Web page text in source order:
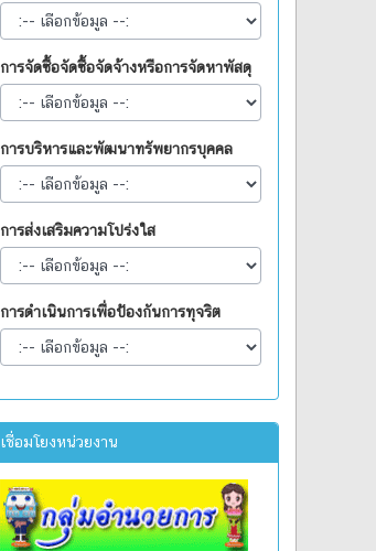
การจัดซื้อจัดซื้อจัดจ้างหรือการจัดหาพัสดุ
การบริหารและพัฒนาทรัพยากรบุคคล
การส่งเสริมความโปร่งใส
การดำเนินการเพื่อป้องกันการทุจริต
เชื่อมโยงหน่วยงาน